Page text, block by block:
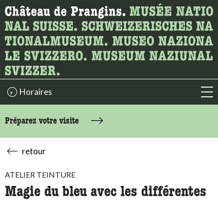
Recherche
Ici, vous pouvez rechercher le contenu de la page.
Horaires
Préparez votre visite
retour
ATELIER TEINTURE
Magie du bleu avec les différentes